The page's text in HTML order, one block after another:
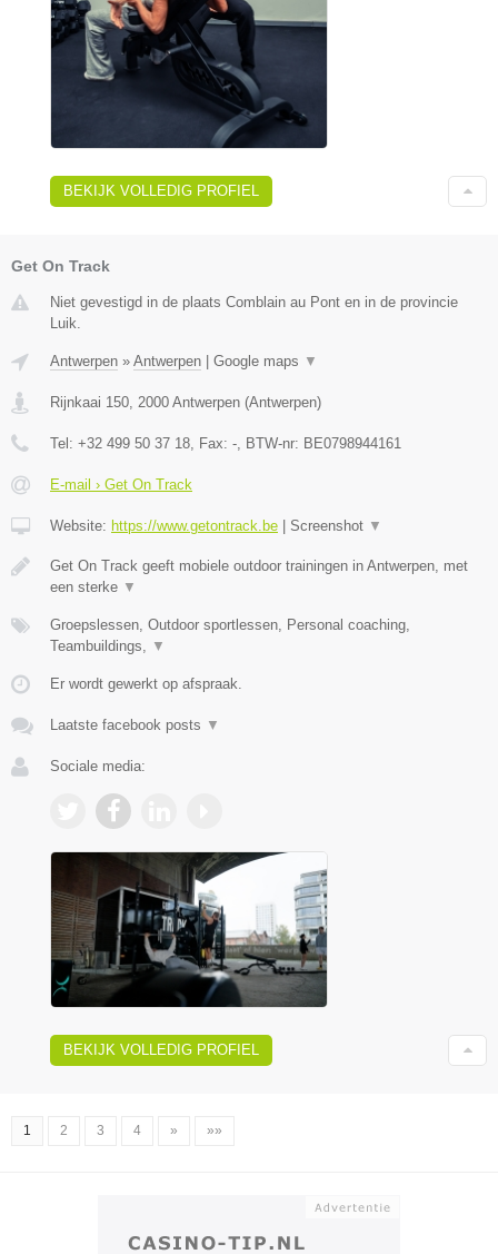
BEKIJK VOLLEDIG PROFIEL
Get On Track
Niet gevestigd in de plaats Comblain au Pont en in de provincie
Luik.
Antwerpen » Antwerpen Google maps ▼
Rijnkaai 150, 2000 Antwerpen (Antwerpen)
Tel: +32 499 50 37 18, Fax: -, BTW-nr: BE0798944161
E-mail › Get On Track
Website: https://www.getontrack.be Screenshot ▼
Get On Track geeft mobiele outdoor trainingen in Antwerpen, met
een sterke ▼
Groepslessen, Outdoor sportlessen, Personal coaching,
Teambuildings, ▼
Er wordt gewerkt op afspraak.
Laatste facebook posts ▼
Sociale media:
BEKIJK VOLLEDIG PROFIEL
1 2 3 4 » »»